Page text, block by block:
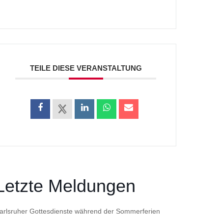
TEILE DIESE VERANSTALTUNG
Meldungen
Gottesdienste während der Sommerferien